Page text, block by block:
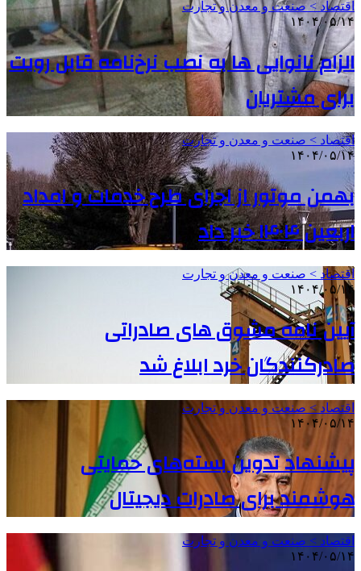
اقتصاد > صنعت و معدن و تجارت
۱۴۰۴/۰۵/۱۴
الزام نانوایی ها به نصب نرخ‌نامه قابل رویت
برای مشتریان
اقتصاد > صنعت و معدن و تجارت
۱۴۰۴/۰۵/۱۴
بهمن موتور از اجرای طرح خدمات و امداد
اربعین ۱۴۰۴ خبر داد
اقتصاد > صنعت و معدن و تجارت
۱۴۰۴/۰۵/۱۴
آیین نامه مشوق های صادراتی
صادرکنندگان خرد ابلاغ شد
اقتصاد > صنعت و معدن و تجارت
۱۴۰۴/۰۵/۱۴
پیشنهاد تدوین بسته‌های حمایتی
هوشمند برای صادرات دیجیتال
اقتصاد > صنعت و معدن و تجارت
۱۴۰۴/۰۵/۱۴